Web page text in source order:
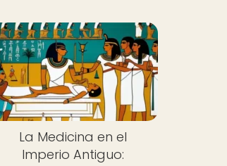
La Medicina en el
Imperio Antiguo: